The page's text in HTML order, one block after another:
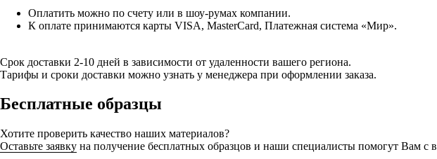
Оплатить можно по счету или в шоу-румах компании.
К оплате принимаются карты VISA, MasterCard, Платежная система «Мир».
Срок доставки 2-10 дней в зависимости от удаленности вашего региона.
Тарифы и сроки доставки можно узнать у менеджера при оформлении заказа.
Бесплатные образцы
Хотите проверить качество наших материалов?
Оставьте заявку на получение бесплатных образцов и наши специалисты помогут Вам